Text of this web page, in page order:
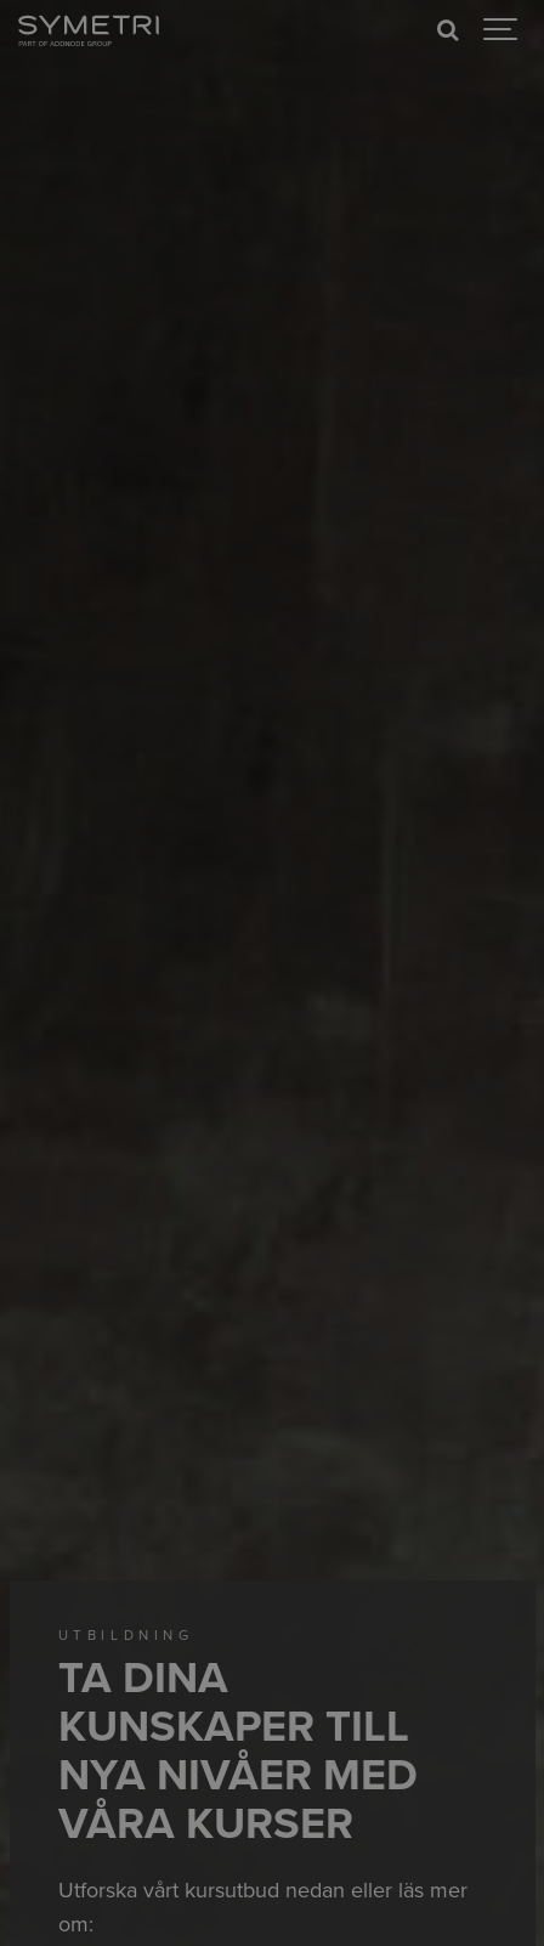
UTBILDNING
TA DINA
KUNSKAPER TILL
NYA NIVÅER MED
VÅRA KURSER
Utforska vårt kursutbud nedan eller läs mer
om: